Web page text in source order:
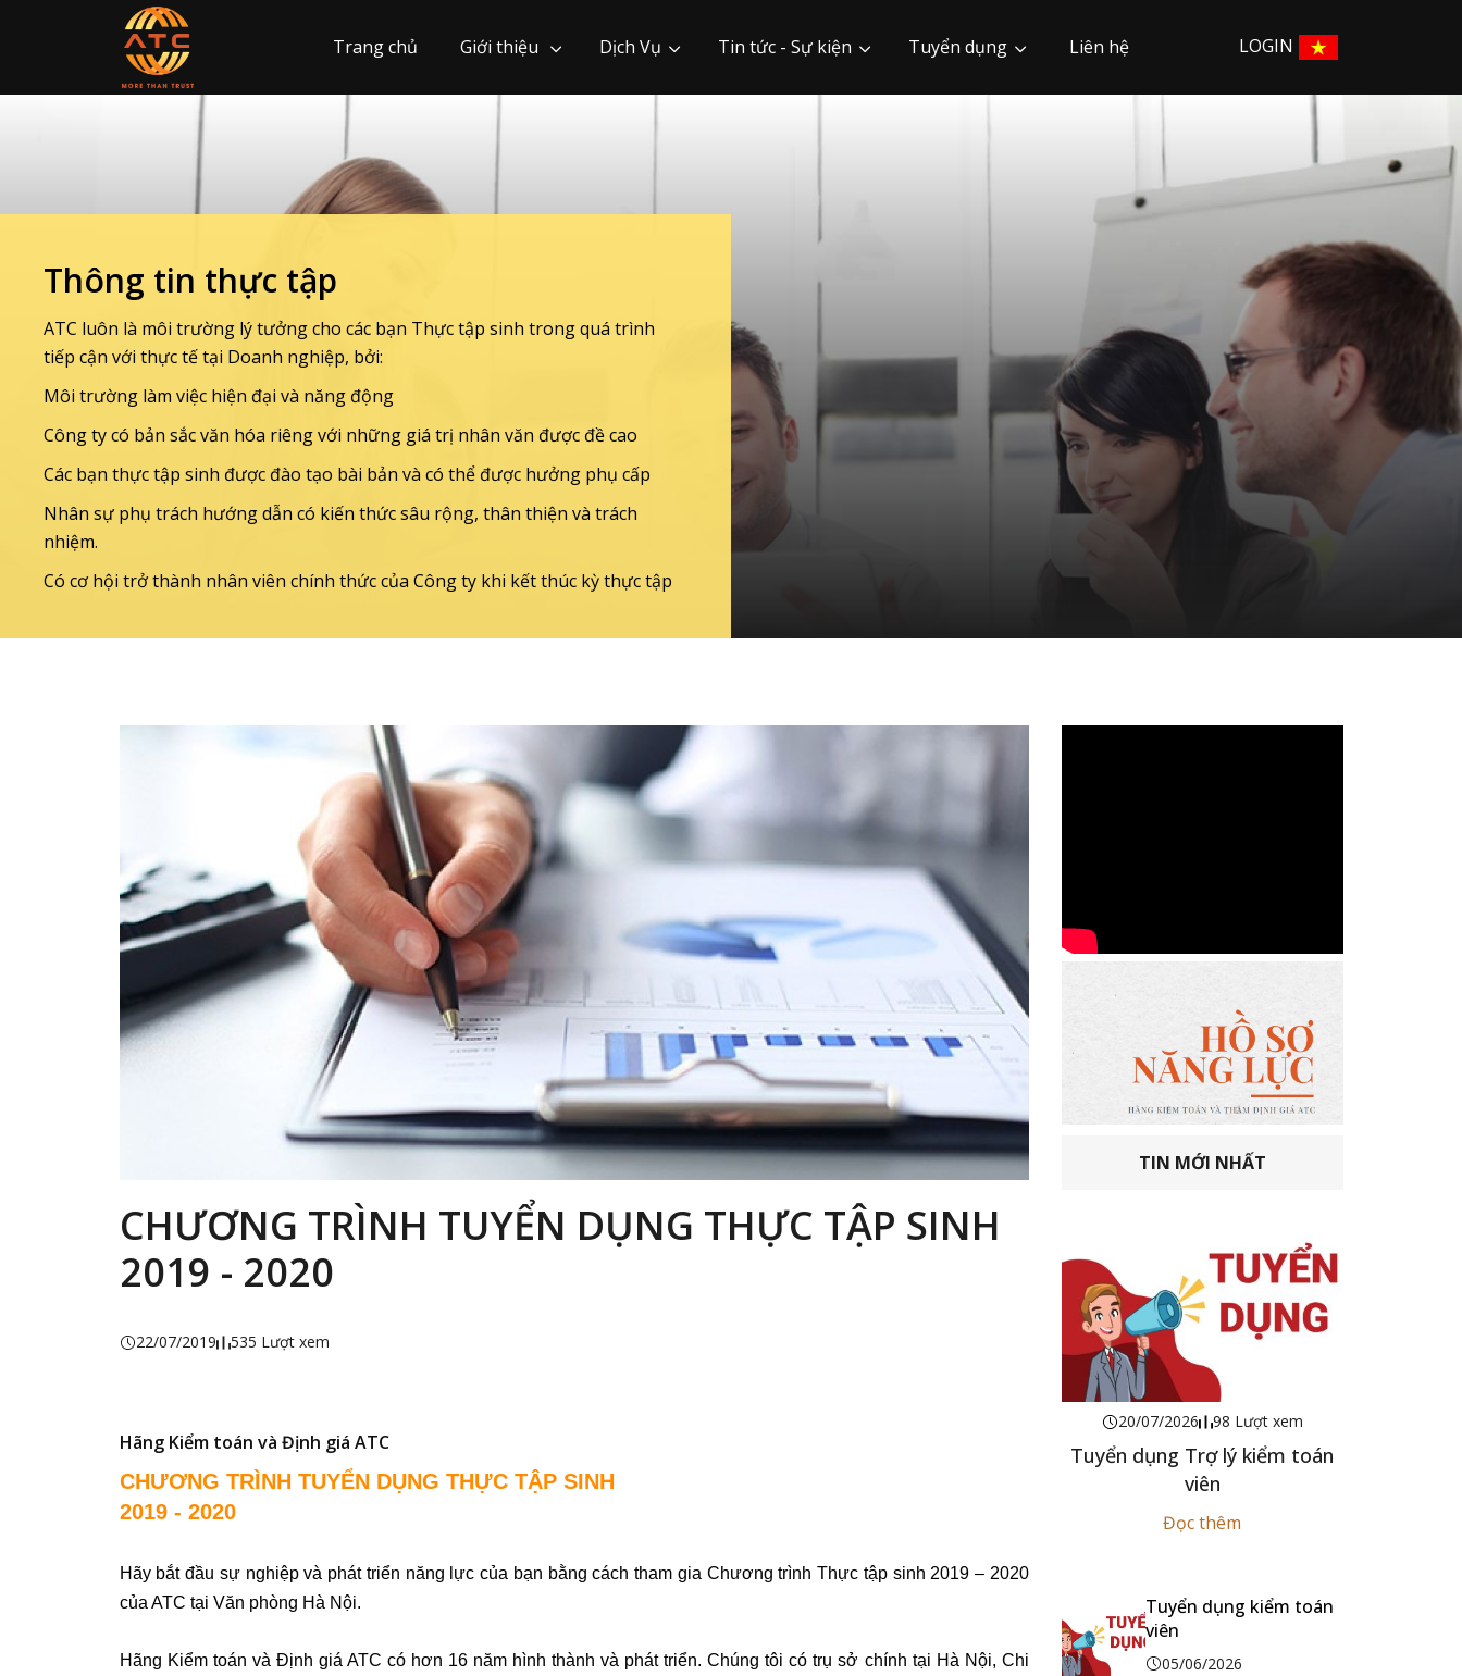
Trang chủ Giới thiệu Dịch Vụ Tin tức - Sự kiện Tuyển dụng Liên hệ LOGIN
Thông tin thực tập
ATC luôn là môi trường lý tưởng cho các bạn Thực tập sinh trong quá trình
tiếp cận với thực tế tại Doanh nghiệp, bởi:
Môi trường làm việc hiện đại và năng động
Công ty có bản sắc văn hóa riêng với những giá trị nhân văn được đề cao
Các bạn thực tập sinh được đào tạo bài bản và có thể được hưởng phụ cấp
Nhân sự phụ trách hướng dẫn có kiến thức sâu rộng, thân thiện và trách
nhiệm.
Có cơ hội trở thành nhân viên chính thức của Công ty khi kết thúc kỳ thực tập
CHƯƠNG TRÌNH TUYỂN DỤNG THỰC TẬP SINH
2019 - 2020
22/07/2019 535 Lượt xem
Hãng Kiểm toán và Định giá ATC
CHƯƠNG TRÌNH TUYỂN DỤNG THỰC TẬP SINH
2019 - 2020
Hãy bắt đầu sự nghiệp và phát triển năng lực của bạn bằng cách tham gia Chương trình Thực tập sinh 2019 – 2020
của ATC tại Văn phòng Hà Nội.
Hãng Kiểm toán và Định giá ATC có hơn 16 năm hình thành và phát triển. Chúng tôi có trụ sở chính tại Hà Nội, Chi
TIN MỚI NHẤT
20/07/2026 98 Lượt xem
Tuyển dụng Trợ lý kiểm toán
viên
Đọc thêm
Tuyển dụng kiểm toán
viên
05/06/2026